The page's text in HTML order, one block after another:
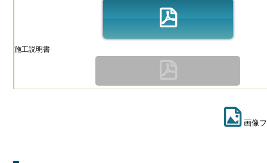
施工説明書
画像